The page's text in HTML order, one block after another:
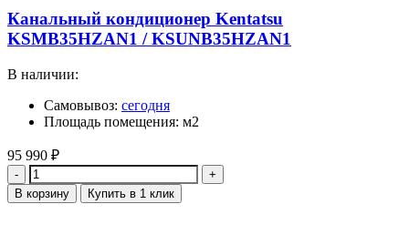
Канальный кондиционер Kentatsu
KSMB35HZAN1 / KSUNB35HZAN1
В наличии:
Самовывоз: сегодня
Площадь помещения: м2
95 990 ₽
Количество
В корзину Купить в 1 клик